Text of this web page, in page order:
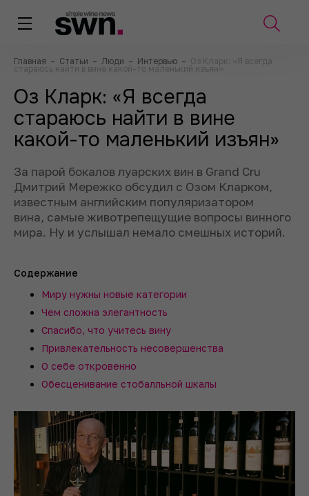
Главная – Статьи – Люди – Интервью – Оз Кларк: «Я всегда
стараюсь найти в вине какой-то маленький изъян»
Оз Кларк: «Я всегда
стараюсь найти в вине
какой-то маленький изъян»
За парой бокалов луарских вин в Grand Cru
Дмитрий Мережко обсудил с Озом Кларком,
известным английским популяризатором
вина, самые животрепещущие вопросы винного
мира. Ну и услышал немало смешных историй.
Содержание
Миру нужны новые категории
Чем сложна элегантность
Спасибо, что учитесь вину
Привлекательность несовершенства
О себе откровенно
Обесценивание стобалльной шкалы